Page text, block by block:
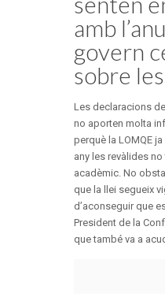
amb
govern
sobre
Les declaracions
no aporten molta
perquè la LOMQE
any les revàlides
acadèmic. No
que la llei segueix
d’aconseguir que
President de la
que també va a